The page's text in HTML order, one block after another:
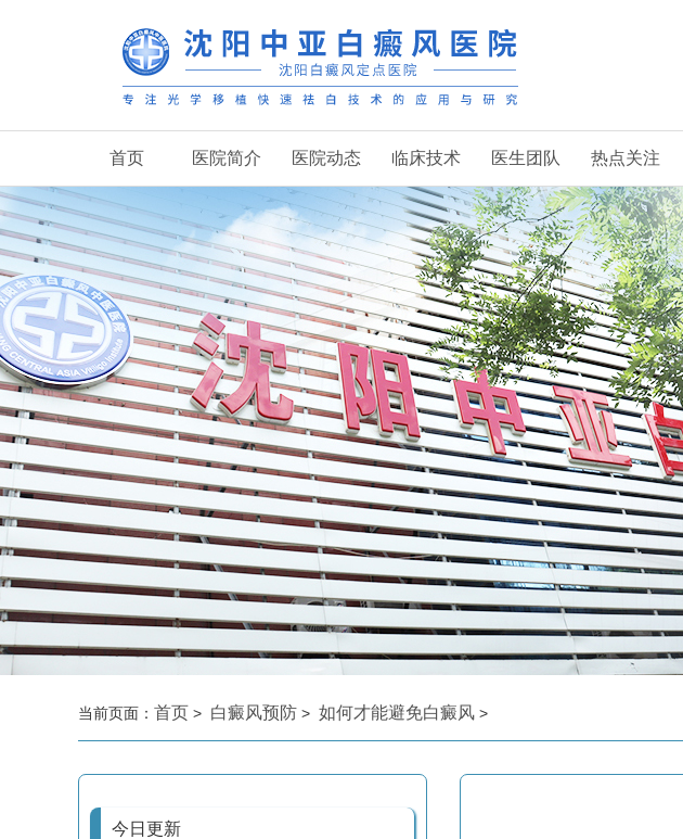
首页 医院简介 医院动态 临床技术 医生团队 热点关注
当前页面： 首页 > 白癜风预防 > 如何才能避免白癜风 >
今日更新